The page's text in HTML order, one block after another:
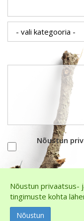
Nõustun
Nõustun privaatsus-
tingimuste kohta